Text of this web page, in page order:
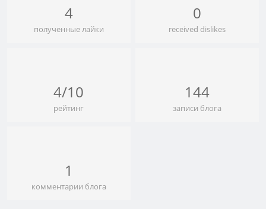
4
полученные лайки
0
received dislikes
4/10
рейтинг
144
записи блога
1
комментарии блога